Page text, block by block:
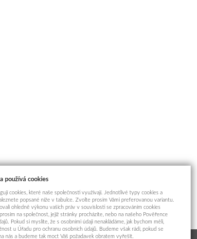
používá cookies
cookies, které naše společnosti využívají. Jednotlivé typy cookies a
popsané níže v tabulce. Zvolte prosím Vámi preferovanou variantu.
ohledně výkonu vašich práv v souvislosti se zpracováním cookies
na společnost, jejíž stránky procházíte, nebo na našeho Pověřence
Pokud si myslíte, že s osobními údaji nenakládáme, jak bychom měli,
u Úřadu pro ochranu osobních údajů. Budeme však rádi, pokud se
nás a budeme tak moct Váš požadavek obratem vyřešit.